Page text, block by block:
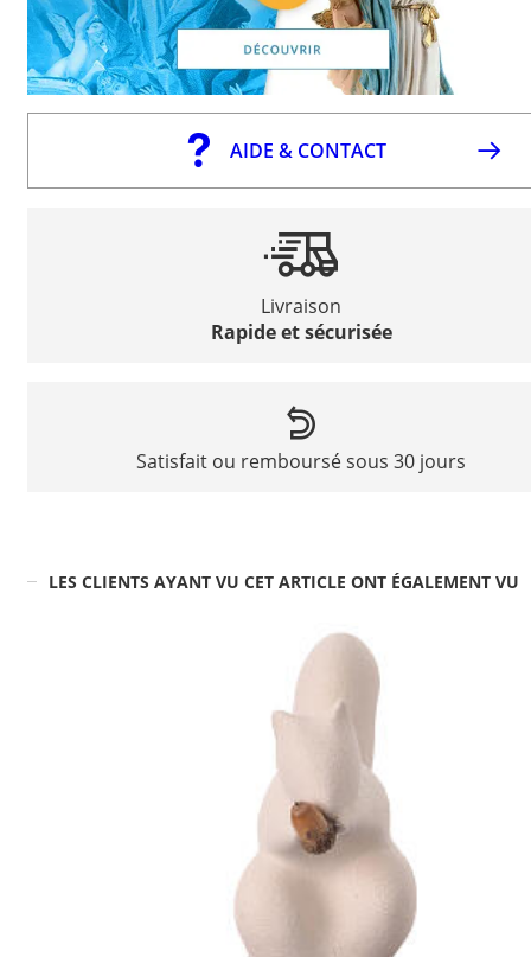
AIDE & CONTACT
Livraison
Rapide et sécurisée
Satisfait ou remboursé sous 30 jours
LES CLIENTS AYANT VU CET ARTICLE ONT ÉGALEMENT VU